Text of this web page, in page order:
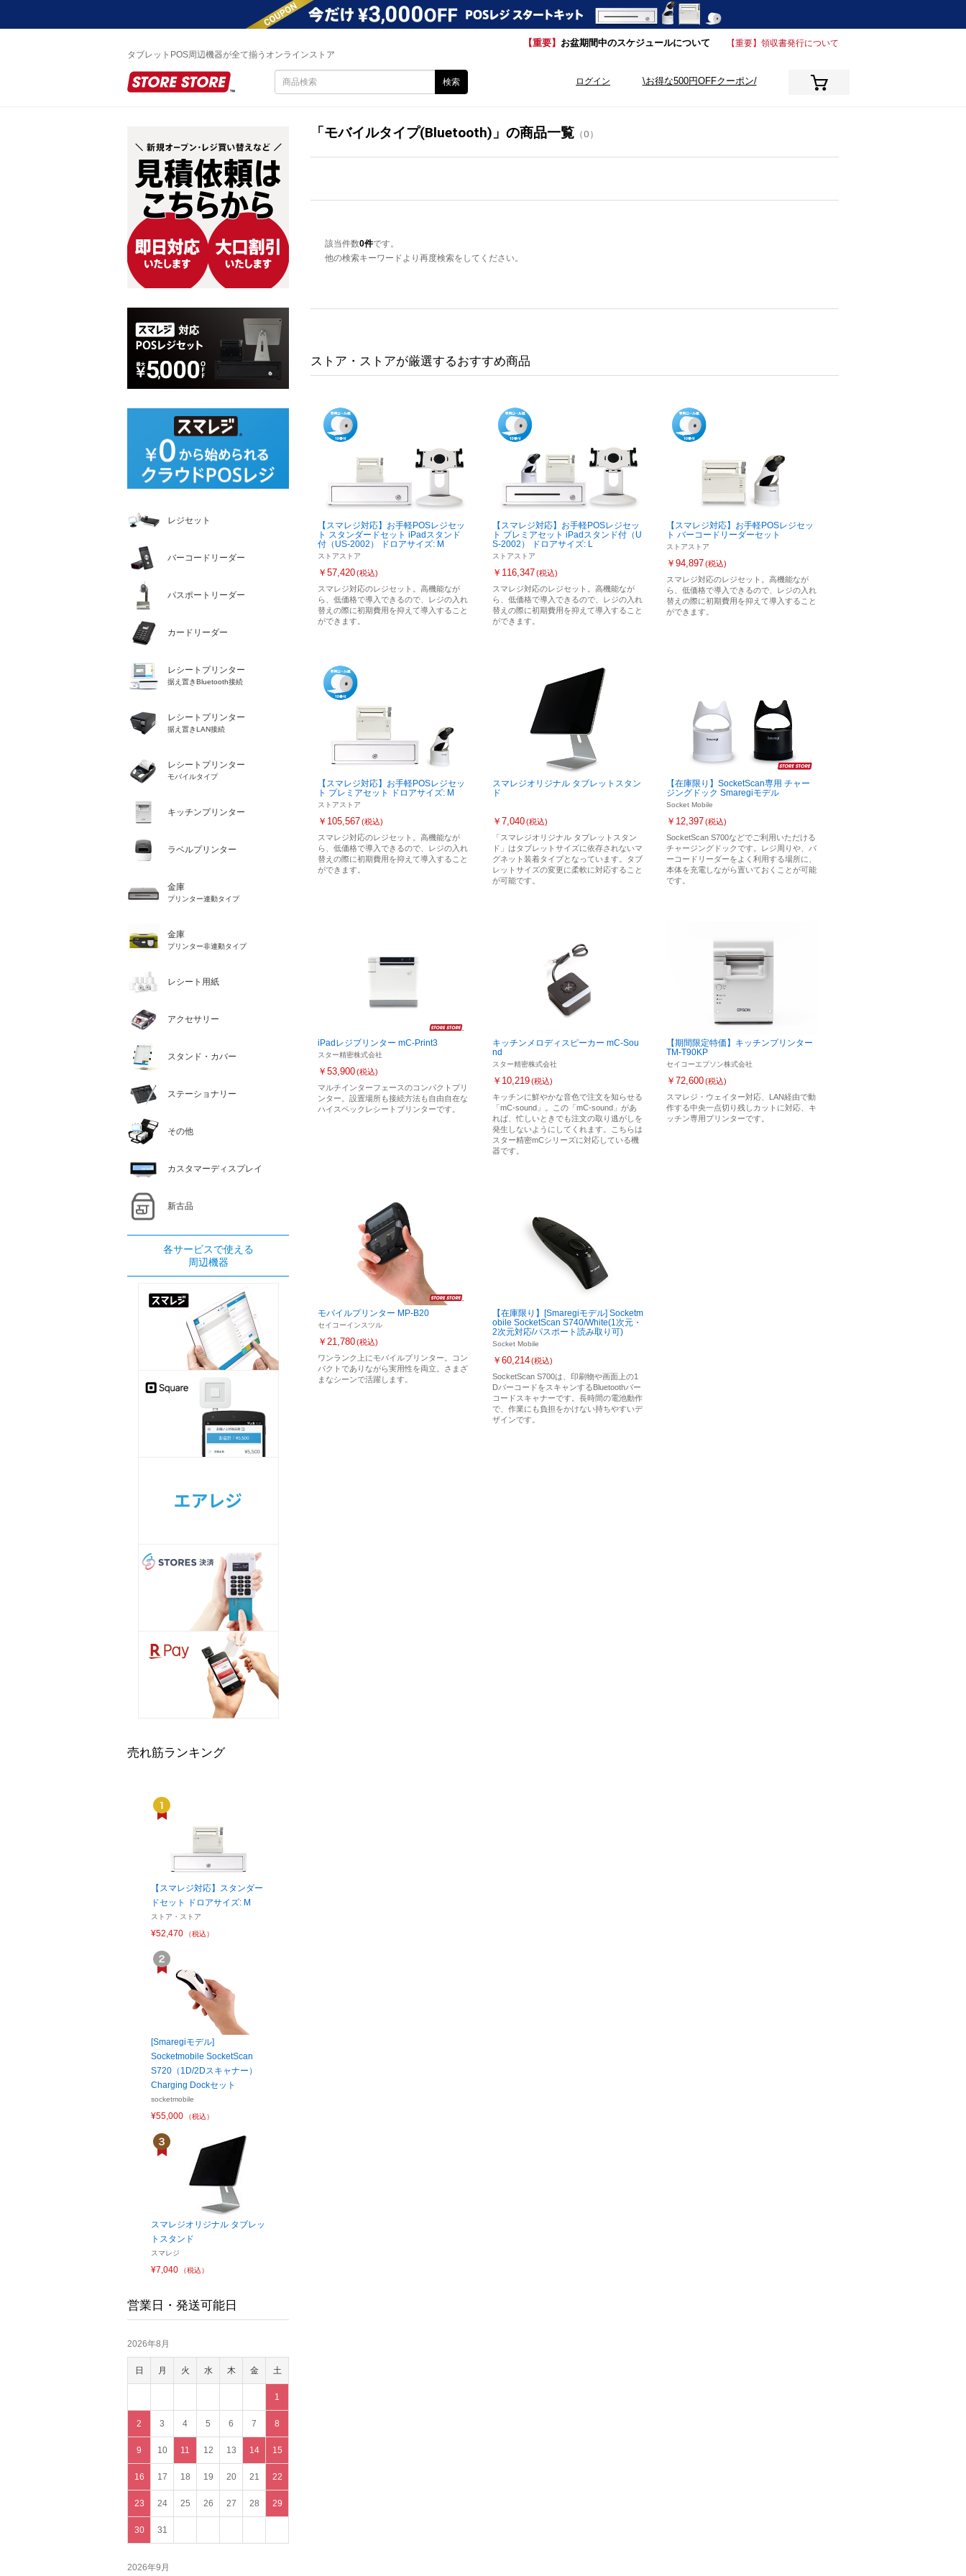
【重要】 お盆期間中のスケジュールについて
【重要】領収書発行について
タブレットPOS周辺機器が全て揃うオンラインストア
ログイン \お得な500円OFFクーポン/
レジセット
バーコードリーダー
パスポートリーダー
カードリーダー
レシートプリンター
据え置きBluetooth接続
レシートプリンター
据え置きLAN接続
レシートプリンター
モバイルタイプ
キッチンプリンター
ラベルプリンター
金庫
プリンター連動タイプ
金庫
プリンター非連動タイプ
レシート用紙
アクセサリー
スタンド・カバー
ステーショナリー
その他
カスタマーディスプレイ
新古品
各サービスで使える
周辺機器
売れ筋ランキング
【スマレジ対応】スタンダー
ドセット ドロアサイズ: M
ストア・ストア
¥52,470 （税込）
[Smaregiモデル]
Socketmobile SocketScan
S720（1D/2Dスキャナー）
Charging Dockセット
socketmobile
¥55,000 （税込）
スマレジオリジナル タブレッ
トスタンド
スマレジ
¥7,040 （税込）
営業日・発送可能日
2026年8月
日 月 火 水 木 金 土
1
2 3 4 5 6 7 8
9 10 11 12 13 14 15
16 17 18 19 20 21 22
23 24 25 26 27 28 29
30 31
2026年9月
「モバイルタイプ(Bluetooth)」の商品一覧 （0）
該当件数0件です。
他の検索キーワードより再度検索をしてください。
ストア・ストアが厳選するおすすめ商品
【スマレジ対応】お手軽POSレジセッ
ト スタンダードセット iPadスタンド
付（US-2002） ドロアサイズ: M
ストアストア
￥57,420(税込)
スマレジ対応のレジセット。高機能なが
ら、低価格で導入できるので、レジの入れ
替えの際に初期費用を抑えて導入すること
ができます。
【スマレジ対応】お手軽POSレジセッ
ト プレミアセット iPadスタンド付（U
S-2002） ドロアサイズ: L
ストアストア
￥116,347 (税込)
スマレジ対応のレジセット。高機能なが
ら、低価格で導入できるので、レジの入れ
替えの際に初期費用を抑えて導入すること
ができます。
【スマレジ対応】お手軽POSレジセッ
ト バーコードリーダーセット
ストアストア
￥94,897(税込)
スマレジ対応のレジセット。高機能なが
ら、低価格で導入できるので、レジの入れ
替えの際に初期費用を抑えて導入すること
ができます。
【スマレジ対応】お手軽POSレジセッ
ト プレミアセット ドロアサイズ: M
ストアストア
￥105,567(税込)
スマレジ対応のレジセット。高機能なが
ら、低価格で導入できるので、レジの入れ
替えの際に初期費用を抑えて導入すること
ができます。
スマレジオリジナル タブレットスタン
ド
￥7,040 (税込)
「スマレジオリジナル タブレットスタン
ド」はタブレットサイズに依存されないマ
グネット装着タイプとなっています。タブ
レットサイズの変更に柔軟に対応すること
が可能です。
【在庫限り】SocketScan専用 チャー
ジングドック Smaregiモデル
Socket Mobile
￥12,397(税込)
SocketScan S700などでご利用いただける
チャージングドックです。レジ周りや、バ
ーコードリーダーをよく利用する場所に、
本体を充電しながら置いておくことが可能
です。
iPadレジプリンター mC-Print3
スター精密株式会社
￥53,900(税込)
マルチインターフェースのコンパクトプリ
ンター。設置場所も接続方法も自由自在な
ハイスペックレシートプリンターです。
キッチンメロディスピーカー mC-Sou
nd
スター精密株式会社
￥10,219 (税込)
キッチンに鮮やかな音色で注文を知らせる
「mC-sound」。この「mC-sound」があ
れば、忙しいときでも注文の取り逃がしを
発生しないようにしてくれます。こちらは
スター精密mCシリーズに対応している機
器です。
【期間限定特価】キッチンプリンター
TM-T90KP
セイコーエプソン株式会社
￥72,600(税込)
スマレジ・ウェイター対応、LAN経由で動
作する中央一点切り残しカットに対応、キ
ッチン専用プリンターです。
モバイルプリンター MP-B20
セイコーインスツル
￥21,780(税込)
ワンランク上にモバイルプリンター。コン
パクトでありながら実用性を両立。さまざ
まなシーンで活躍します。
【在庫限り】[Smaregiモデル] Socketm
obile SocketScan S740/White(1次元・
2次元対応/パスポート読み取り可)
Socket Mobile
￥60,214 (税込)
SocketScan S700は、印刷物や画面上の1
DバーコードをスキャンするBluetoothバー
コードスキャナーです。長時間の電池動作
で、作業にも負担をかけない持ちやすいデ
ザインです。